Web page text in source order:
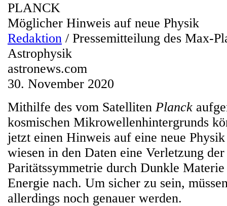
PLANCK
Möglicher Hinweis auf neue Physik
Redaktion / Pressemitteilung des Max-
Astrophysik
astronews.com
30. November 2020
Mithilfe des vom Satelliten Planck
kosmischen Mikrowellenhintergrunds
jetzt einen Hinweis auf eine neue
wiesen in den Daten eine Verletzung der
Paritätssymmetrie durch Dunkle
Energie nach. Um sicher zu sein,
allerdings noch genauer werden.